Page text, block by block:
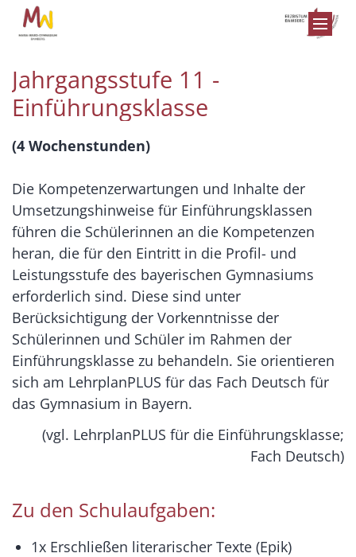
Zum Inhalt springen
Jahrgangsstufe 11 -
Einführungsklasse
(4 Wochenstunden)
Die Kompetenzerwartungen und Inhalte der
Umsetzungshinweise für Einführungsklassen
führen die Schülerinnen an die Kompetenzen
heran, die für den Eintritt in die Profil- und
Leistungsstufe des bayerischen Gymnasiums
erforderlich sind. Diese sind unter
Berücksichtigung der Vorkenntnisse der
Schülerinnen und Schüler im Rahmen der
Einführungsklasse zu behandeln. Sie orientieren
sich am LehrplanPLUS für das Fach Deutsch für
das Gymnasium in Bayern.
(vgl. LehrplanPLUS für die Einführungsklasse;
Fach Deutsch)
Zu den Schulaufgaben:
1x Erschließen literarischer Texte (Epik)